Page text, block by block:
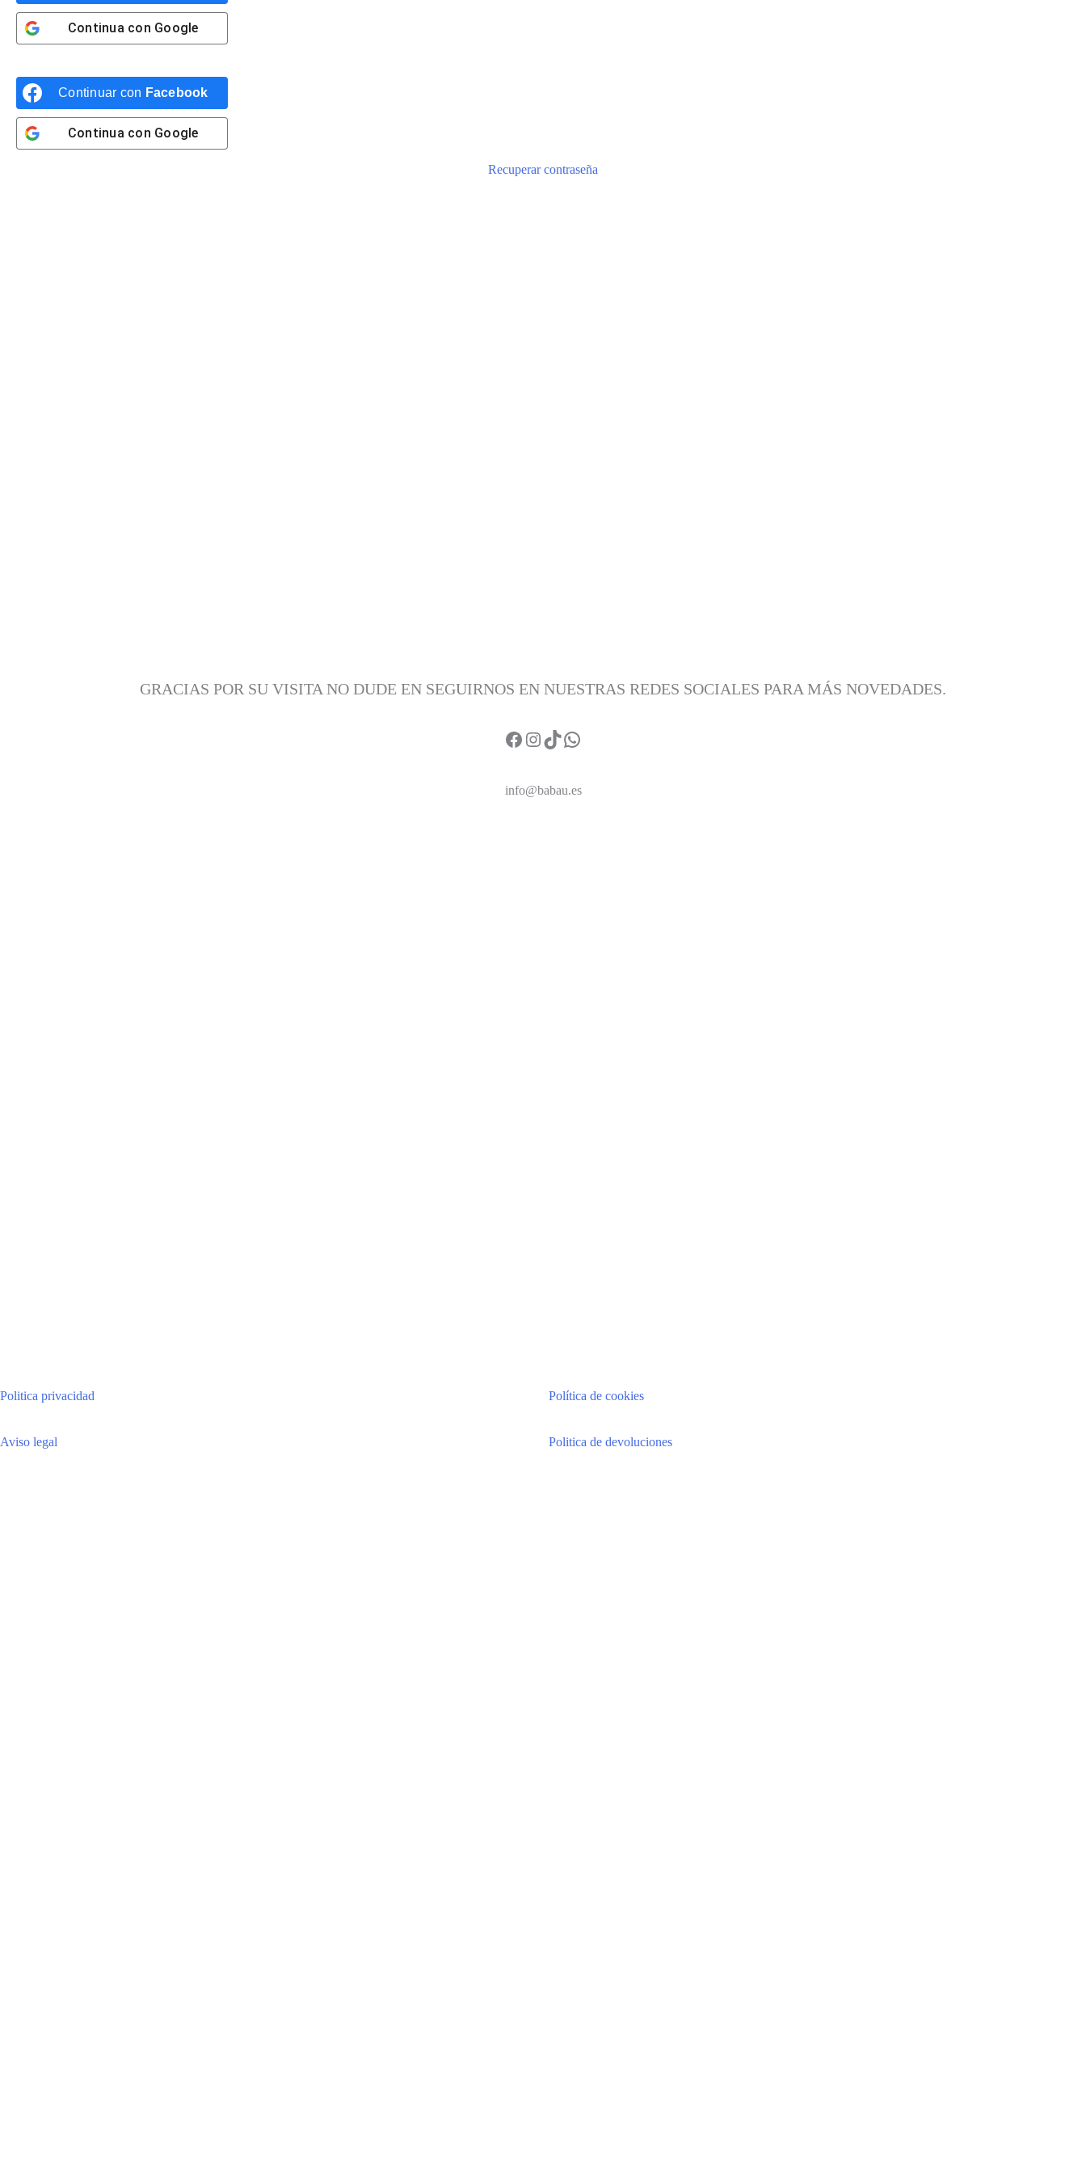
Continua con Google
Continuar con Facebook
Continua con Google
Recuperar contraseña
GRACIAS POR SU VISITA NO DUDE EN SEGUIRNOS EN NUESTRAS REDES SOCIALES PARA MÁS NOVEDADES.
https://www.facebook.com/profile.php?id=61559931159587
Instagram
TikTok
WhatsApp
info@babau.es
Politica privacidad Política de cookies
Aviso legal Politica de devoluciones